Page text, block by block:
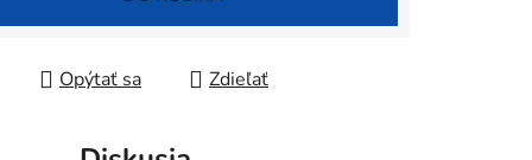
Opýtať sa Zdieľať